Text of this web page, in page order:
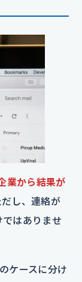
業から結果が
だし、連絡が
はありませ
ケースに分け